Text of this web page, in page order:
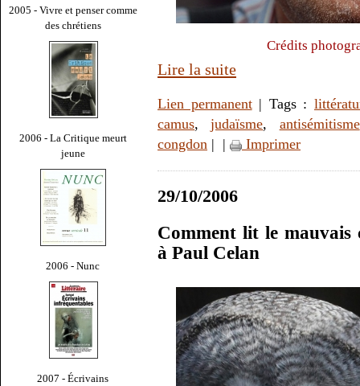
2005 - Vivre et penser comme
des chrétiens
2006 - La Critique meurt
jeune
2006 - Nunc
2007 - Écrivains
Crédits
Lire la suite
Lien permanent| Tags :
camus,judaïsme, antisémitisme
congdon | | Imprimer
29/10/2006
Comment lit le mauvais
à Paul Celan